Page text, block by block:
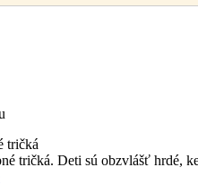
tričká
tričká. Deti sú obzvlášť hrdé,